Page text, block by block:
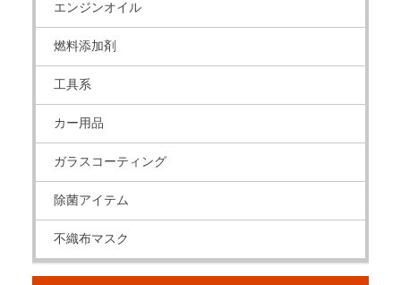
エンジンオイル
燃料添加剤
工具系
カー用品
ガラスコーティング
除菌アイテム
不織布マスク